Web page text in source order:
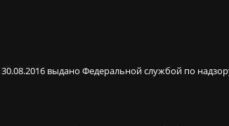
выдано Федеральной службой по